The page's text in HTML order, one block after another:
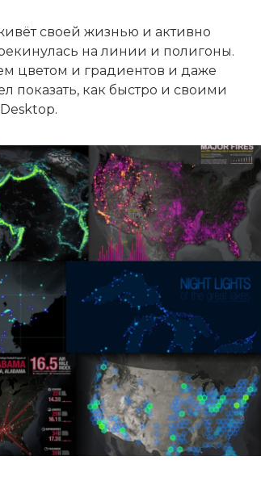
своей жизнью и активно
на линии и полигоны.
цветом и градиентов и даже
показать, как быстро и своими